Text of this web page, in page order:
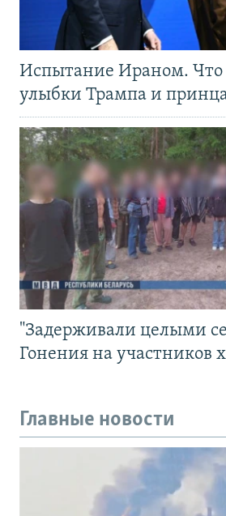
Испытание Ираном. Что
улыбки Трампа и
"Задерживали целыми
Гонения на участников
Главные новости